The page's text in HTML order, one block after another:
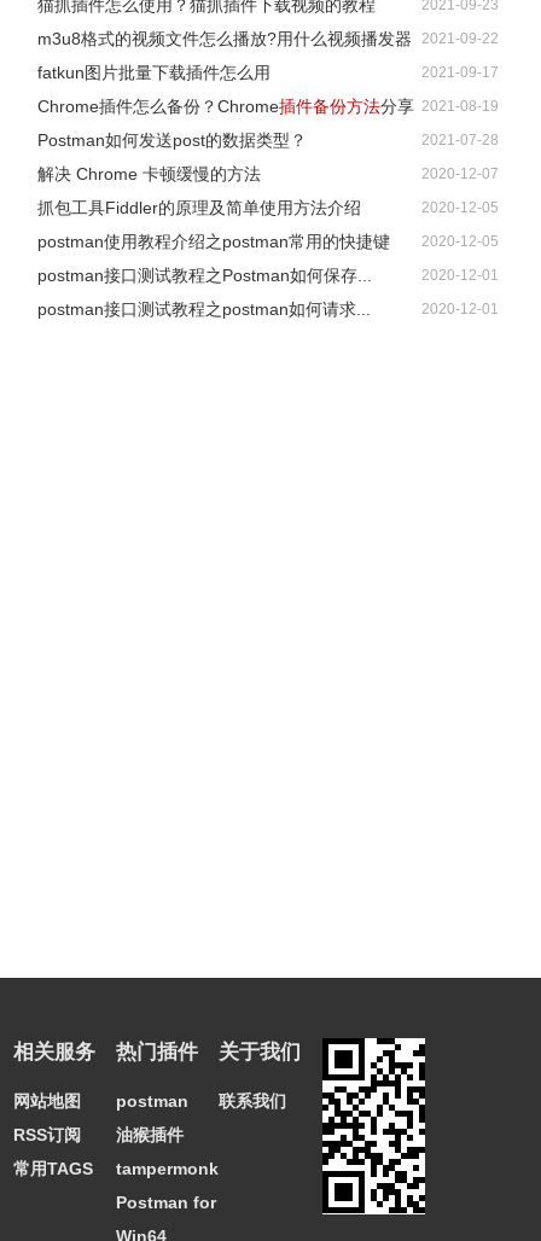
猫抓插件怎么使用？猫抓插件下载视频的教程 2021-09-23
m3u8格式的视频文件怎么播放?用什么视频播发器 2021-09-22
fatkun图片批量下载插件怎么用 2021-09-17
Chrome插件怎么备份？Chrome插件备份方法分享 2021-08-19
Postman如何发送post的数据类型？ 2021-07-28
解决 Chrome 卡顿缓慢的方法 2020-12-07
抓包工具Fiddler的原理及简单使用方法介绍 2020-12-05
postman使用教程介绍之postman常用的快捷键 2020-12-05
postman接口测试教程之Postman如何保存... 2020-12-01
postman接口测试教程之postman如何请求... 2020-12-01
相关服务
网站地图
RSS订阅
常用TAGS
热门插件
postman
油猴插件
tampermonkey
Postman for
Win64
关于我们
联系我们